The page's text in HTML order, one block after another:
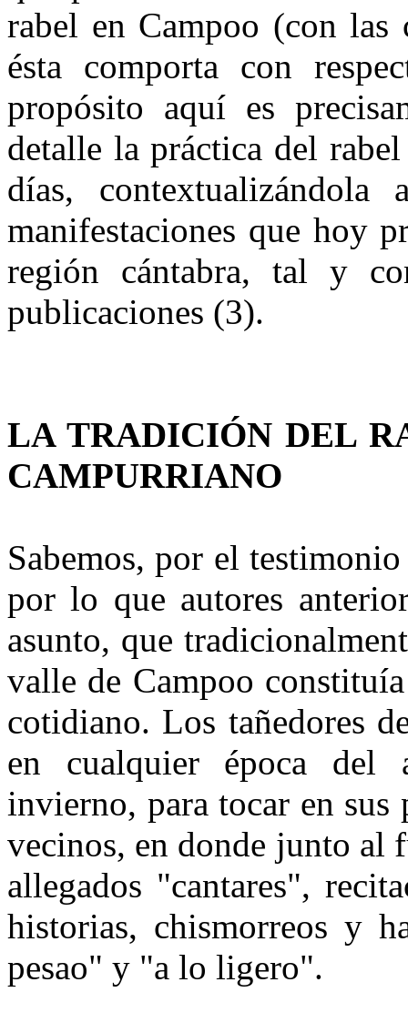
ra­bel en Campoo (con las
ésta comporta con
propósito aquí es
detalle la práctica del
días, contextualizándola
manifestaciones que hoy
región cántabra, tal y
publicaciones (3).
LA TRADICIÓN DEL
CAMPURRIANO
Sabemos, por el
por lo que autores
asunto, que
valle de Campoo
cotidiano. Los tañedores
en cualquier época del
invierno, para tocar en sus
vecinos, en donde junto al
allegados "cantares",
historias, chismorreos y
pesao" y "a lo ligero".